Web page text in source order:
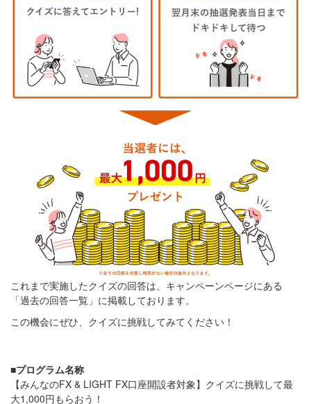
これまで実施したクイズの回答は、キャンペーンページにある
「過去の回答一覧」に掲載しております。
この機会にぜひ、クイズに挑戦してみてください！
■プログラム名称
【みんなのFX & LIGHT FX口座開設者対象】クイズに挑戦して最
大1,000円もらおう！